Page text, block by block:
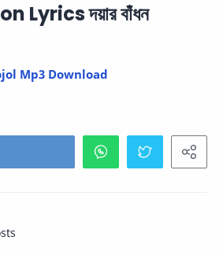
Lyrics দয়ার বাঁধন
Mp3 Download